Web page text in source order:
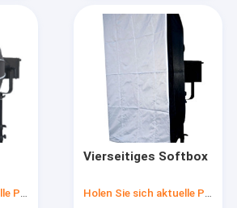
Holen Sie sich aktuelle Preis
Vierseitiges Softbox
Holen Sie sich aktuelle Preis